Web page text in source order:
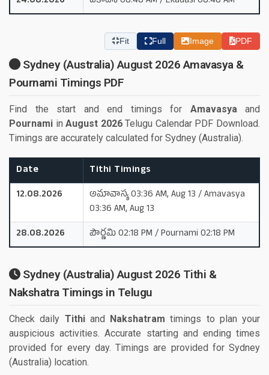
Fit Full Image PDF
Sydney (Australia) August 2026 Amavasya &
Pournami Timings PDF
Find the start and end timings for Amavasyaand
Pournami inAugust 2026Telugu Calendar PDF Download.
Timings are accurately calculated for Sydney (Australia).
Date
Tithi Timings
12.08.2026
అమావాస్య 03:36 AM, Aug 13 / Amavasya
03:36 AM, Aug 13
28.08.2026
పౌర్ణమి 02:18 PM / Pournami 02:18 PM
Sydney (Australia) August 2026 Tithi &
Nakshatra Timings in Telugu
Check daily Tithiand Nakshatram timings to plan your
auspicious activities. Accurate starting and ending times
provided for every day. Timings are provided for Sydney
(Australia) location.